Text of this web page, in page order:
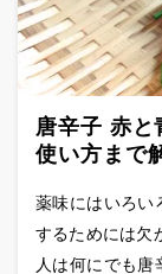
唐辛子 赤と
使い方まで
薬味にはいろい
するためには欠
人は何にでも